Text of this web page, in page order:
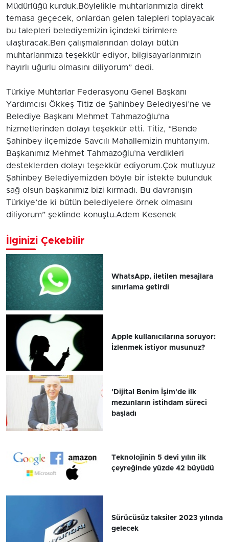
Müdürlüğü kurduk.Böylelikle muhtarlarımızla direkt
temasa geçecek, onlardan gelen talepleri toplayacak
bu talepleri belediyemizin içindeki birimlere
ulaştıracak.Ben çalışmalarından dolayı bütün
muhtarlarımıza teşekkür ediyor, bilgisayarlarımızın
hayırlı uğurlu olmasını diliyorum” dedi.
Türkiye Muhtarlar Federasyonu Genel Başkanı
Yardımcısı Ökkeş Titiz de Şahinbey Belediyesi’ne ve
Belediye Başkanı Mehmet Tahmazoğlu’na
hizmetlerinden dolayı teşekkür etti. Titiz, “Bende
Şahinbey ilçemizde Savcılı Mahallemizin muhtarıyım.
Başkanımız Mehmet Tahmazoğlu’na verdikleri
desteklerden dolayı teşekkür ediyorum.Çok mutluyuz
Şahinbey Belediyemizden böyle bir istekte bulunduk
sağ olsun başkanımız bizi kırmadı. Bu davranışın
Türkiye’de ki bütün belediyelere örnek olmasını
diliyorum” şeklinde konuştu.Adem Kesenek
İlginizi Çekebilir
WhatsApp, iletilen mesajlara
sınırlama getirdi
Apple kullanıcılarına soruyor:
İzlenmek istiyor musunuz?
'Dijital Benim İşim'de ilk
mezunların istihdam süreci
başladı
Teknolojinin 5 devi yılın ilk
çeyreğinde yüzde 42 büyüdü
Sürücüsüz taksiler 2023 yılında
gelecek